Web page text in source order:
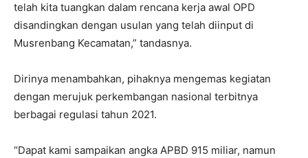
telah kita tuangkan dalam rencana kerja awal OPD
disandingkan dengan usulan yang telah diinput di
Musrenbang Kecamatan,” tandasnya.
Dirinya menambahkan, pihaknya mengemas kegiatan
dengan merujuk perkembangan nasional terbitnya
berbagai regulasi tahun 2021.
“Dapat kami sampaikan angka APBD 915 miliar, namun